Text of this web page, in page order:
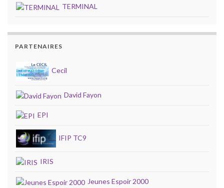
TERMINAL
PARTENAIRES
Cecil
David Fayon
EPI
IFIP TC9
IRIS
Jeunes Espoir 2000